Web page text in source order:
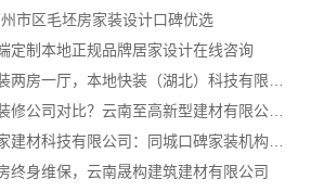
市区毛坯房家装设计口碑优选
定制本地正规品牌居家设计在线咨询
五华一站式装修公司对比？云南至高新型建材有限公司优势明显
终身维保，云南晟构建筑建材有限公司